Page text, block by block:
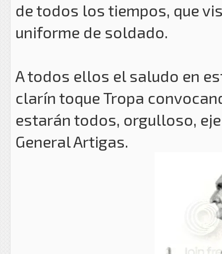
de todos los tiempos, que
uniforme de soldado.
A todos ellos el saludo en
clarín toque Tropa
estarán todos, orgulloso,
General Artigas.